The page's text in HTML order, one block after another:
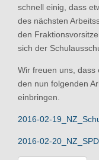
schnell einig, dass
des nächsten
den
sich der
Wir freuen uns, dass
den nun folgenden
einbringen.
2016-02-
2016-02-